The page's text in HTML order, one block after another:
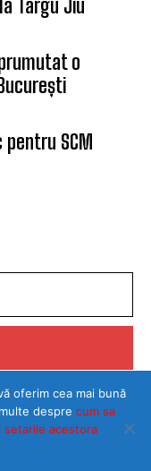
Târgu Jiu
o
SCM
. oferim cea mai bună
despre cum sa
setarile acestora